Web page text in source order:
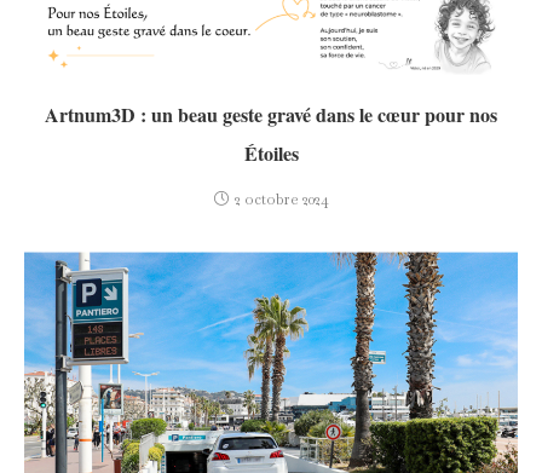
Artnum3D : un beau geste gravé dans le cœur pour nos
Étoiles
2 octobre 2024